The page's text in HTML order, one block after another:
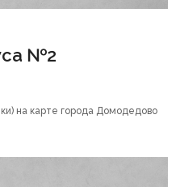
№2
на карте города Домодедово